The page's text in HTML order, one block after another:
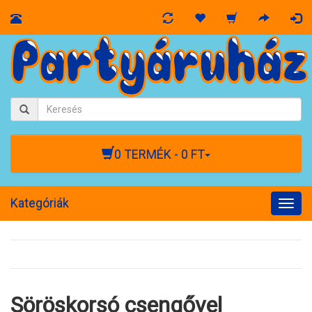
0 TERMÉK - 0 FT
Kategóriák
Söröskorsó csengővel